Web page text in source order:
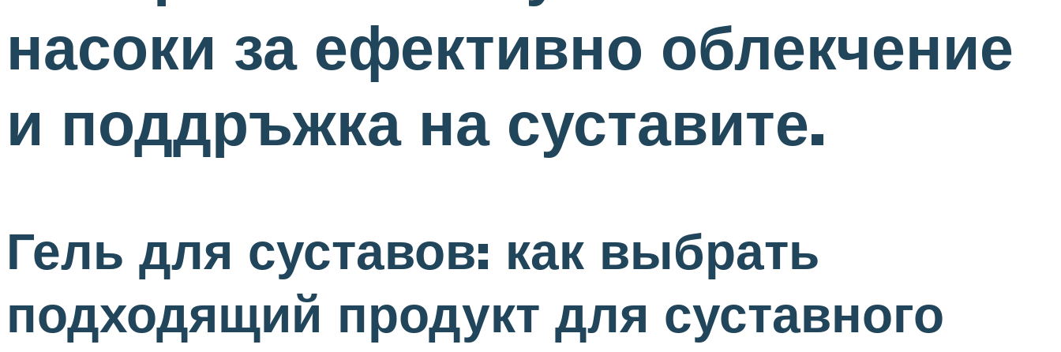
насоки за ефективно облекчение
и поддръжка на суставите.
Гель для суставов: как выбрать
подходящий продукт для суставного